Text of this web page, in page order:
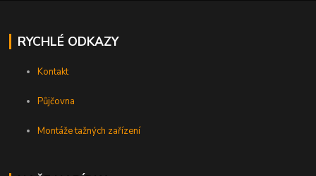
RYCHLÉ ODKAZY
Kontakt
Půjčovna
Montáže tažných zařízení